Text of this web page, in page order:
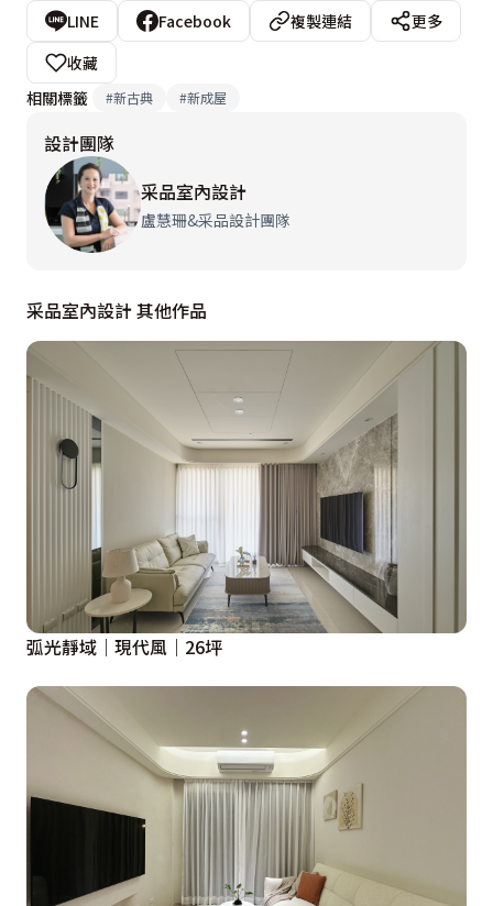
表現柔和溫馨氛圍，盧慧珊設計師特意利用黑鏡圍出方框
造型，與天花線條相互呼應，豐富空間多元調性，異材質
完美演繹親民舒適的自在居所。
LINE Facebook 複製連結
更多
收藏
相關標籤
#新古典 #新成屋
設計團隊
采品室內設計
盧慧珊&采品設計團隊
采品室內設計 其他作品
弧光靜域｜現代風｜26坪